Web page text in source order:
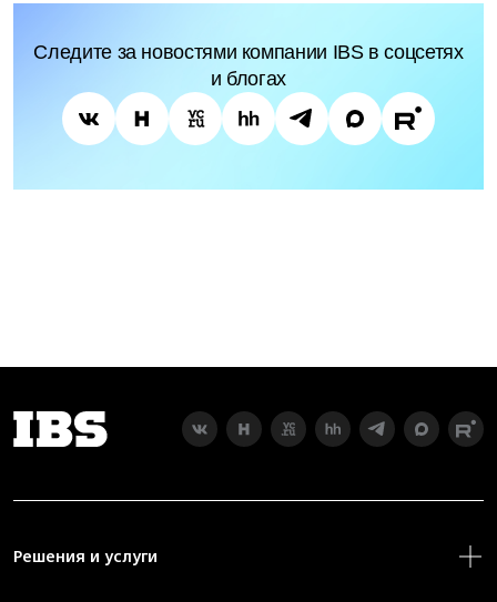
Следите за новостями компании IBS в соцсетях
и блогах
Решения и услуги